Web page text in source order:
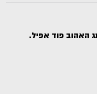
האהוב פוד אפיל.